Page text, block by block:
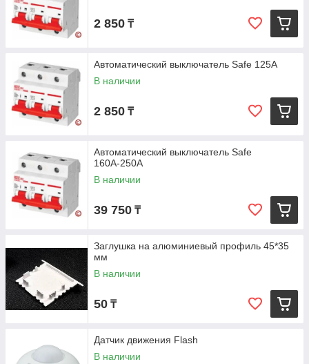
2 850 ₸
Автоматический выключатель Safe 125А
В наличии
2 850 ₸
Автоматический выключатель Safe
160А-250A
В наличии
39 750 ₸
Заглушка на алюминиевый профиль 45*35
мм
В наличии
50 ₸
Датчик движения Flash
В наличии